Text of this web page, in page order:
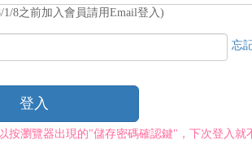
1/8之前加入會員請用Email登入)
忘
登入
按瀏覽器出現的"儲存密碼確認鍵"，下次登入就